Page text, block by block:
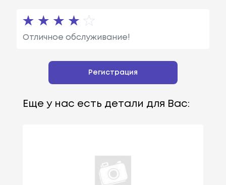
Отличное обслуживание!
Регистрация
Еще у нас есть детали для Вас: